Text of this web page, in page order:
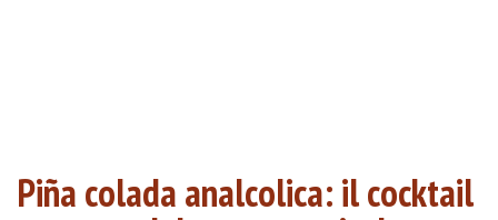
Piña colada analcolica: il cocktail